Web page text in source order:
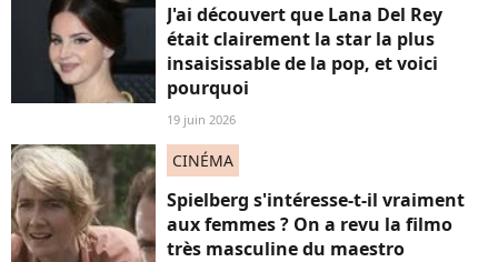
J'ai découvert que Lana Del Rey
était clairement la star la plus
insaisissable de la pop, et voici
pourquoi
19 juin 2026
CINÉMA
Spielberg s'intéresse-t-il vraiment
aux femmes ? On a revu la filmo
très masculine du maestro